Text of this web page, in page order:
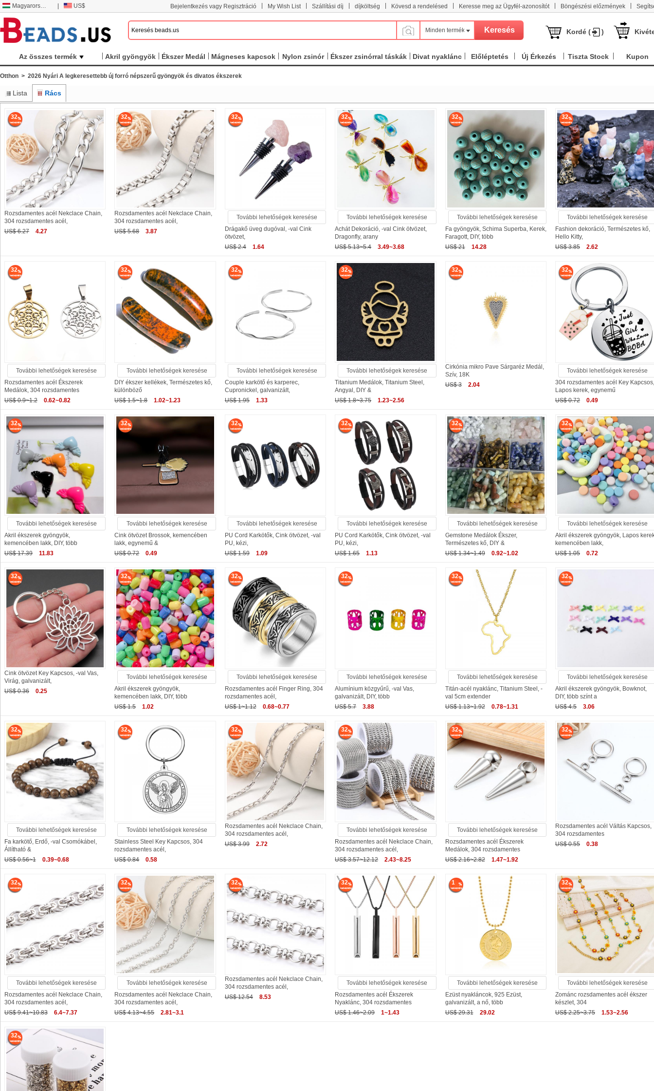
Magyarország US$ Bejelentkezés vagy Regisztráció My Wish List Szállítási díj díjköltség Kövesd a rendelésed Keresse meg az Ügyfél-azonosítót Böngészési előzmények
Minden termék Kordé ( )
Az összes termék Akril gyöngyök Ékszer Medál Mágneses kapcsok Nylon zsinór Ékszer zsinórral táskák Divat nyaklánc Előléptetés Új Érkezés Tiszta Stock Kupon
Otthon > 2026 Nyári A legkeresettebb új forró népszerű gyöngyök és divatos ékszerek
Lista Rács
32
Rozsdamentes acél Nekclace Chain,
304 rozsdamentes acél,
US$ 6.27
4.27
32
Rozsdamentes acél Nekclace Chain,
304 rozsdamentes acél,
US$ 5.68
3.87
32
További lehetőségek keresése
Drágakő üveg dugóval, -val Cink
ötvözet,
US$ 2.4
1.64
32
További lehetőségek keresése
Achát Dekoráció, -val Cink ötvözet,
Dragonfly, arany
US$ 5.13~5.4
3.49~3.68
32
További lehetőségek keresése
Fa gyöngyök, Schima Superba, Kerek,
Faragott, DIY, több
US$ 21
14.28
32
További lehetőségek keresése
Fashion dekoráció, Természetes kő,
Hello Kitty,
US$ 3.85
2.62
32
További lehetőségek keresése
Rozsdamentes acél Ékszerek
Medálok, 304 rozsdamentes
US$ 0.9~1.2
0.62~0.82
32
További lehetőségek keresése
DIY ékszer kellékek, Természetes kő,
különböző
US$ 1.5~1.8
1.02~1.23
32
További lehetőségek keresése
Couple karkötő és karperec,
Cupronickel, galvanizált,
US$ 1.95
1.33
32
További lehetőségek keresése
Titanium Medálok, Titanium Steel,
Angyal, DIY &
US$ 1.8~3.75
1.23~2.56
32
Cirkónia mikro Pave Sárgaréz Medál,
Szív, 18K
US$ 3
2.04
32
További lehetőségek keresése
304 rozsdamentes acél Key
Lapos kerek, egynemű
US$ 0.72
0.49
32
További lehetőségek keresése
Akril ékszerek gyöngyök,
kemencében lakk, DIY, több
US$ 17.39
11.83
32
További lehetőségek keresése
Cink ötvözet Brossok, kemencében
lakk, egynemű &
US$ 0.72
0.49
32
További lehetőségek keresése
PU Cord Karkötők, Cink ötvözet, -val
PU, kézi,
US$ 1.59
1.09
32
További lehetőségek keresése
PU Cord Karkötők, Cink ötvözet, -val
PU, kézi,
US$ 1.65
1.13
32
További lehetőségek keresése
Gemstone Medálok Ékszer,
Természetes kő, DIY &
US$ 1.34~1.49
0.92~1.02
32
További lehetőségek keresése
Akril ékszerek gyöngyök, Lapos
kemencében lakk,
US$ 1.05
0.72
32
Cink ötvözet Key Kapcsos, -val Vas,
Virág, galvanizált,
US$ 0.36
0.25
32
További lehetőségek keresése
Akril ékszerek gyöngyök,
kemencében lakk, DIY, több
US$ 1.5
1.02
32
További lehetőségek keresése
Rozsdamentes acél Finger Ring, 304
rozsdamentes acél,
US$ 1~1.12
0.68~0.77
32
További lehetőségek keresése
Alumínium közgyűrű, -val Vas,
galvanizált, DIY, több
US$ 5.7
3.88
32
További lehetőségek keresése
Titán-acél nyaklánc, Titanium Steel, -
val 5cm extender
US$ 1.13~1.92
0.78~1.31
32
További lehetőségek keresése
Akril ékszerek gyöngyök, Bowknot,
DIY, több színt a
US$ 4.5
3.06
32
További lehetőségek keresése
Fa karkötő, Erdő, -val Csomókábel,
Állítható &
US$ 0.56~1
0.39~0.68
32
További lehetőségek keresése
Stainless Steel Key Kapcsos, 304
rozsdamentes acél,
US$ 0.84
0.58
32
Rozsdamentes acél Nekclace Chain,
304 rozsdamentes acél,
US$ 3.99
2.72
32
További lehetőségek keresése
Rozsdamentes acél Nekclace Chain,
304 rozsdamentes acél,
US$ 3.57~12.12
2.43~8.25
32
További lehetőségek keresése
Rozsdamentes acél Ékszerek
Medálok, 304 rozsdamentes
US$ 2.16~2.82
1.47~1.92
32
Rozsdamentes acél Váltás Kapcsos,
304 rozsdamentes
US$ 0.55
0.38
32
További lehetőségek keresése
Rozsdamentes acél Nekclace Chain,
304 rozsdamentes acél,
US$ 9.41~10.83
6.4~7.37
32
További lehetőségek keresése
Rozsdamentes acél Nekclace Chain,
304 rozsdamentes acél,
US$ 4.13~4.55
2.81~3.1
32
Rozsdamentes acél Nekclace Chain,
304 rozsdamentes acél,
US$ 12.54
8.53
32
További lehetőségek keresése
Rozsdamentes acél Ékszerek
Nyaklánc, 304 rozsdamentes
US$ 1.46~2.09
1~1.43
1
További lehetőségek keresése
Ezüst nyakláncok, 925 Ezüst,
galvanizált, a nő, több
US$ 29.31
29.02
32
További lehetőségek keresése
Zománc rozsdamentes acél ékszer
készlet, 304
US$ 2.25~3.75
1.53~2.56
32